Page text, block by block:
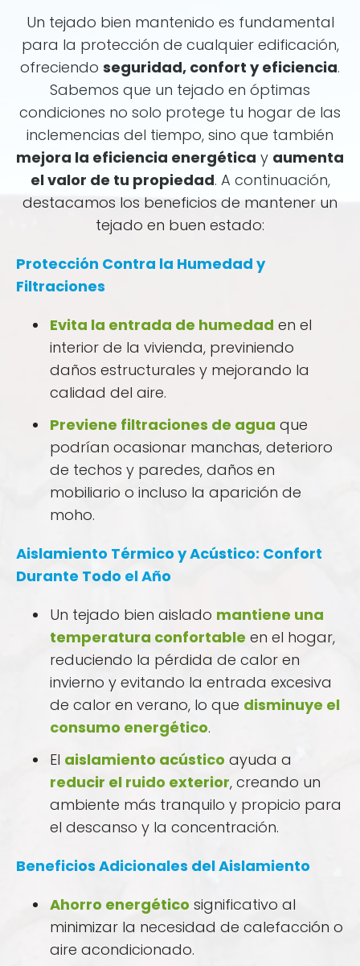
Un tejado bien mantenido es fundamental
para la protección de cualquier edificación,
ofreciendo seguridad, confort y eficiencia.
Sabemos que un tejado en óptimas
condiciones no solo protege tu hogar de las
inclemencias del tiempo, sino que también
mejora la eficiencia energética y aumenta
el valor de tu propiedad. A continuación,
destacamos los beneficios de mantener un
tejado en buen estado:
Protección Contra la Humedad y
Filtraciones
Evita la entrada de humedad en el
interior de la vivienda, previniendo
daños estructurales y mejorando la
calidad del aire.
Previene filtraciones de agua que
podrían ocasionar manchas, deterioro
de techos y paredes, daños en
mobiliario o incluso la aparición de
moho.
Aislamiento Térmico y Acústico: Confort
Durante Todo el Año
Un tejado bien aislado mantiene una
temperatura confortable en el hogar,
reduciendo la pérdida de calor en
invierno y evitando la entrada excesiva
de calor en verano, lo que disminuye el
consumo energético.
El aislamiento acústico ayuda a
reducir el ruido exterior, creando un
ambiente más tranquilo y propicio para
el descanso y la concentración.
Beneficios Adicionales del Aislamiento
Ahorro energético significativo al
minimizar la necesidad de calefacción o
aire acondicionado.